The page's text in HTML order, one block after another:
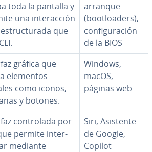
toda la pantalla y
una in­ter­ac­ción
que
arranque
(bootloa­de­rs),
co­n­fi­gu­ra­ción
de la BIOS
gráfica que
elementos
como iconos,
y botones.
Windows,
macOS,
páginas web
co­n­tro­la­da por
permite in­ter­
mediante
Siri, Asistente
de Google,
Copilot